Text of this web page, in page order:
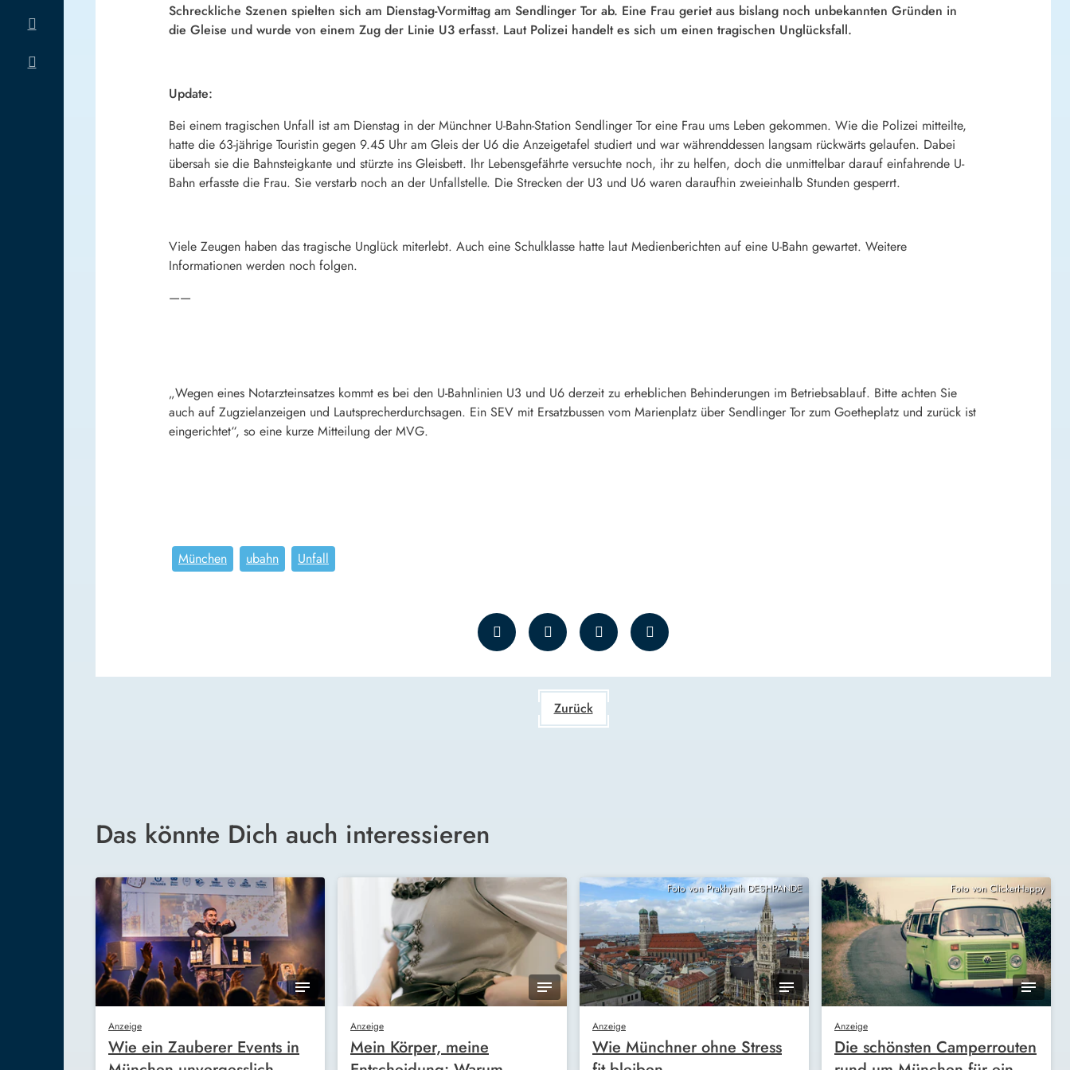
Schreckliche Szenen spielten sich am Dienstag-Vormittag am Sendlinger Tor ab. Eine Frau geriet aus bislang noch unbekannten Gründen in
die Gleise und wurde von einem Zug der Linie U3 erfasst. Laut Polizei handelt es sich um einen tragischen Unglücksfall.
Update:
Bei einem tragischen Unfall ist am Dienstag in der Münchner U-Bahn-Station Sendlinger Tor eine Frau ums Leben gekommen. Wie die Polizei mitteilte,
hatte die 63-jährige Touristin gegen 9.45 Uhr am Gleis der U6 die Anzeigetafel studiert und war währenddessen langsam rückwärts gelaufen. Dabei
übersah sie die Bahnsteigkante und stürzte ins Gleisbett. Ihr Lebensgefährte versuchte noch, ihr zu helfen, doch die unmittelbar darauf einfahrende U-
Bahn erfasste die Frau. Sie verstarb noch an der Unfallstelle. Die Strecken der U3 und U6 waren daraufhin zweieinhalb Stunden gesperrt.
Viele Zeugen haben das tragische Unglück miterlebt. Auch eine Schulklasse hatte laut Medienberichten auf eine U-Bahn gewartet. Weitere
Informationen werden noch folgen.
——
„Wegen eines Notarzteinsatzes kommt es bei den U-Bahnlinien U3 und U6 derzeit zu erheblichen Behinderungen im Betriebsablauf. Bitte achten Sie
auch auf Zugzielanzeigen und Lautsprecherdurchsagen. Ein SEV mit Ersatzbussen vom Marienplatz über Sendlinger Tor zum Goetheplatz und zurück ist
eingerichtet“, so eine kurze Mitteilung der MVG.
München ubahn Unfall
Zurück
Das könnte Dich auch interessieren
Anzeige
Wie ein Zauberer Events in
Anzeige
Mein Körper, meine
Foto von Prakhyath DESHPANDE
Anzeige
Wie Münchner ohne Stress
Foto von ClickerHappy
Anzeige
Die schönsten Camperrouten